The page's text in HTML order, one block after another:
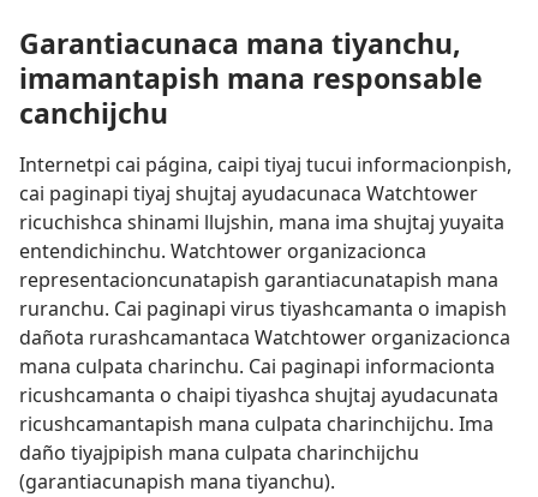
Garantiacunaca mana tiyanchu,
imamantapish mana responsable
canchijchu
Internetpi cai página, caipi tiyaj tucui informacionpish,
cai paginapi tiyaj shujtaj ayudacunaca Watchtower
ricuchishca shinami llujshin, mana ima shujtaj yuyaita
entendichinchu. Watchtower organizacionca
representacioncunatapish garantiacunatapish mana
ruranchu. Cai paginapi virus tiyashcamanta o imapish
dañota rurashcamantaca Watchtower organizacionca
mana culpata charinchu. Cai paginapi informacionta
ricushcamanta o chaipi tiyashca shujtaj ayudacunata
ricushcamantapish mana culpata charinchijchu. Ima
daño tiyajpipish mana culpata charinchijchu
(garantiacunapish mana tiyanchu).